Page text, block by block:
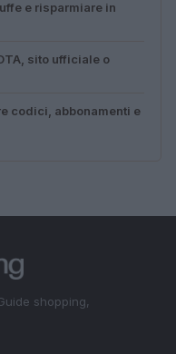
e risparmiare in
sito ufficiale o
codici, abbonamenti e
shopping,